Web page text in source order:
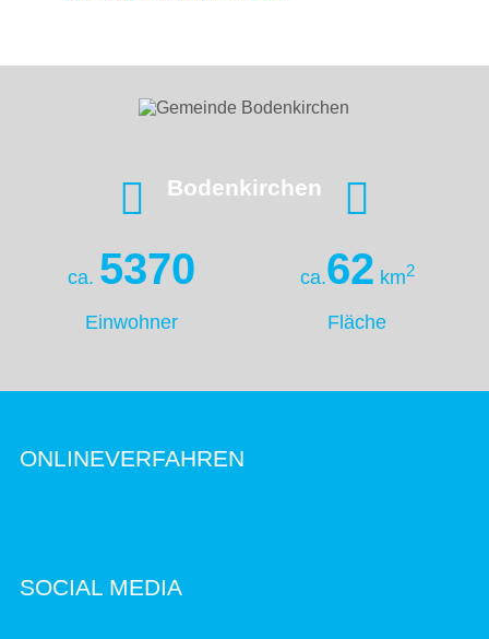
Bodenkirchen
ca. 5370
Einwohner
ca.62 km2
Fläche
ONLINEVERFAHREN
SOCIAL MEDIA